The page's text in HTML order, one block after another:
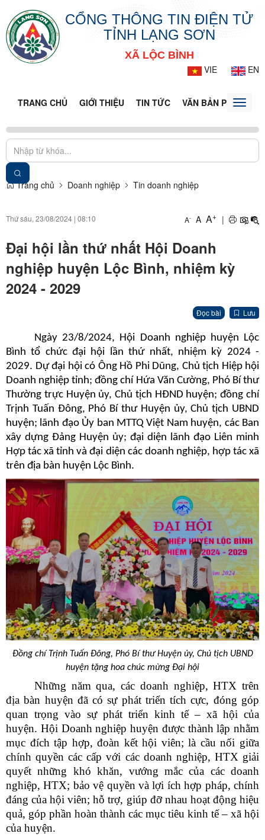
CỔNG THÔNG TIN ĐIỆN TỬ
TỈNH LẠNG SƠN
XÃ LỘC BÌNH
VIE
EN
TRANG CHỦ GIỚI THIỆU TIN TỨC VĂN BẢN PHÁPToggle
Trang chủ Doanh nghiệp Tin doanh nghiệp
Thứ sáu, 23/08/2024 | 08:10 A- A A+ |
Đại hội lần thứ nhất Hội Doanh
nghiệp huyện Lộc Bình, nhiệm kỳ
2024 - 2029
Đọc bài Lưu
Ngày 23/8/2024, Hội Doanh nghiệp huyện Lộc
Bình tổ chức đại hội lần thứ nhất, nhiệm kỳ 2024 -
2029. Dự đại hội có Ông Hồ Phi Dũng, Chủ tịch Hiệp hội
Doanh nghiệp tỉnh; đồng chí Hứa Văn Cường, Phó Bí thư
Thường trực Huyện ủy, Chủ tịch HĐND huyện; đồng chí
Trịnh Tuấn Đông, Phó Bí thư Huyện ủy, Chủ tịch UBND
huyện; lãnh đạo Ủy ban MTTQ Việt Nam huyện, các Ban
xây dựng Đảng Huyện ủy; đại diện lãnh đạo Liên minh
Hợp tác xã tỉnh và đại diện các doanh nghiệp, hợp tác xã
trên địa bàn huyện Lộc Bình.
Đồng chí Trịnh Tuấn Đông, Phó Bí thư Huyện ủy, Chủ tịch UBND
huyện tặng hoa chúc mừng Đại hội
Những năm qua, các doanh nghiệp, HTX trên
địa bàn huyện đã có sự phát triển tích cực, đóng góp
quan trọng vào sự phát triển kinh tế – xã hội của
huyện. Hội Doanh nghiệp huyện được thành lập nhằm
mục đích tập hợp, đoàn kết hội viên; là cầu nối giữa
chính quyền các cấp với các doanh nghiệp, HTX giải
quyết những khó khăn, vướng mắc của các doanh
nghiệp, HTX; bảo vệ quyền và lợi ích hợp pháp, chính
đáng của hội viên; hỗ trợ, giúp đỡ nhau hoạt động hiệu
quả, góp phần hoàn thành các mục tiêu kinh tế – xã hội
của huyện.